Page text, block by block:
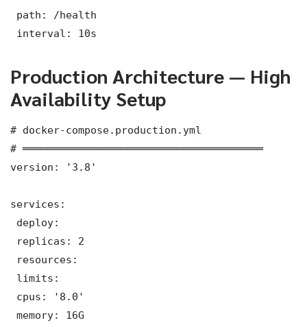
path: /health
interval: 10s
Production Architecture — High
Availability Setup
# docker-compose.production.yml
# ═══════════════════════════════════════
version: '3.8'
services:
deploy:
replicas: 2
resources:
limits:
cpus: '8.0'
memory: 16G